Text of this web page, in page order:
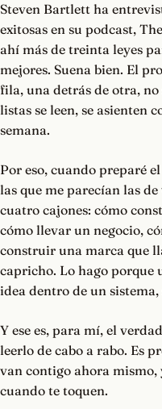
Steven Bartlett ha
exitosas en su podcast,
ahí más de treinta leyes
mejores. Suena bien. El
fila, una detrás de otra,
listas se leen, se asienten
semana.
Por eso, cuando preparé
las que me parecían las
cuatro cajones: cómo
cómo llevar un negocio,
construir una marca que
capricho. Lo hago porque
idea dentro de un sistema,
Y ese es, para mí, el
leerlo de cabo a rabo. Es
van contigo ahora
cuando te toquen.